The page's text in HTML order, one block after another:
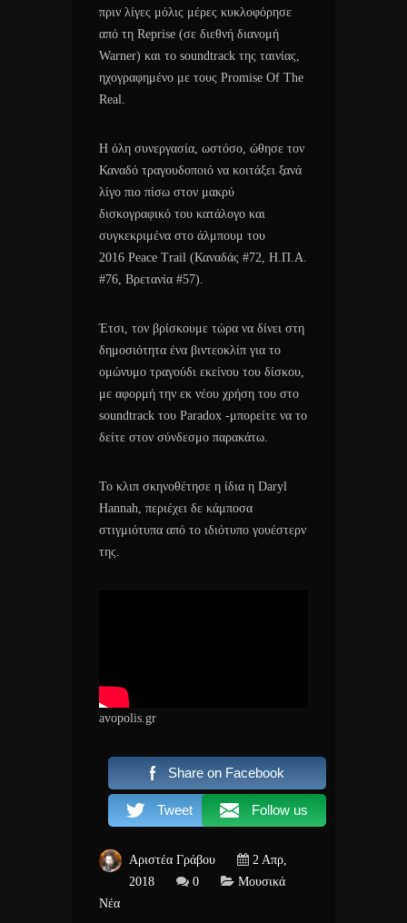
πριν λίγες μόλις μέρες κυκλοφόρησε
από τη Reprise (σε διεθνή διανομή
Warner) και το soundtrack της ταινίας,
ηχογραφημένο με τους Promise Of The
Real.
Η όλη συνεργασία, ωστόσο, ώθησε τον
Καναδό τραγουδοποιό να κοιτάξει ξανά
λίγο πιο πίσω στον μακρύ
δισκογραφικό του κατάλογο και
συγκεκριμένα στο άλμπουμ του
2016 Peace Trail (Καναδάς #72, Η.Π.Α.
#76, Βρετανία #57).
Έτσι, τον βρίσκουμε τώρα να δίνει στη
δημοσιότητα ένα βιντεοκλίπ για το
ομώνυμο τραγούδι εκείνου του δίσκου,
με αφορμή την εκ νέου χρήση του στο
soundtrack του Paradox -μπορείτε να το
δείτε στον σύνδεσμο παρακάτω.
Το κλιπ σκηνοθέτησε η ίδια η Daryl
Hannah, περιέχει δε κάμποσα
στιγμιότυπα από το ιδιότυπο γουέστερν
της.
avopolis.gr
Share on Facebook
Tweet Follow us
Αριστέα Γράβου
2 Απρ,
2018
0
Μουσικά
Νέα